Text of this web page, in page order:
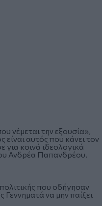
νέμεται την εξουσία»,
αυτός που κάνει τον
για κοινά ιδεολογικά
Ανδρέα Παπανδρέου.
που οδήγησαν
να μην παίξει